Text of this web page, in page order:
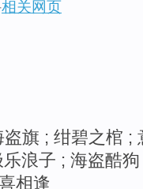
相关网页
盗旗 ; 绀碧之棺 ;
乐浪子 ; 海盗酷
相逢